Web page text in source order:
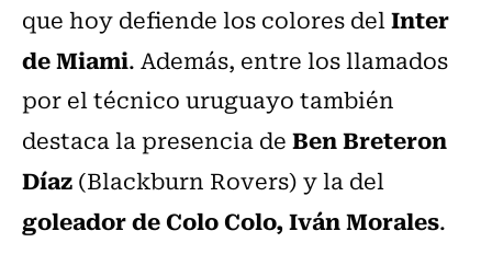
que hoy defiende los colores delInter
de Miami. Además, entre los llamados
por el técnico uruguayo también
destaca la presencia deBen Breteron
Díaz(Blackburn Rovers) y la del
goleador de Colo Colo, Iván Morales.